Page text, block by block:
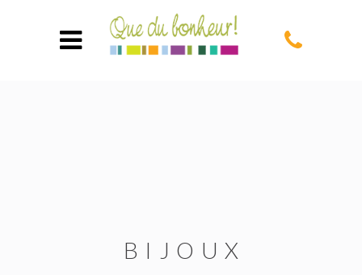
BIJOUX